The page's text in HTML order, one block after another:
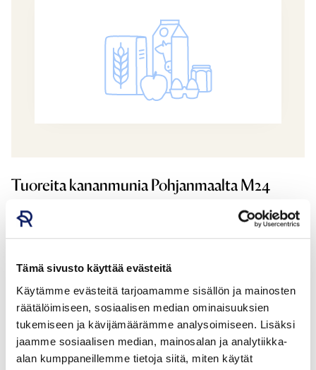
Tämä sivusto käyttää evästeitä
Käytämme evästeitä tarjoamamme sisällön ja mainosten
räätälöimiseen, sosiaalisen median ominaisuuksien
tukemiseen ja kävijämäärämme analysoimiseen. Lisäksi
jaamme sosiaalisen median, mainosalan ja analytiikka-
alan kumppaneillemme tietoja siitä, miten käytät
Tuoreita kananmunia Pohjanmaalta M24